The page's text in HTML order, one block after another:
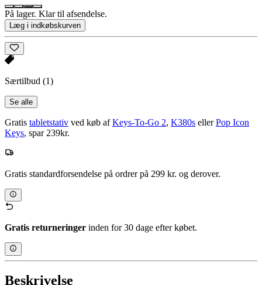
På lager. Klar til afsendelse.
Læg i indkøbskurven
Særtilbud (1)
Se alle
Gratis tabletstativ ved køb afKeys-To-Go 2, K380s ellerPop Icon
Keys, spar 239kr.
Gratis standardforsendelse på ordrer på 299 kr. og derover.
Gratis returneringer inden for 30 dage efter købet.
Beskrivelse